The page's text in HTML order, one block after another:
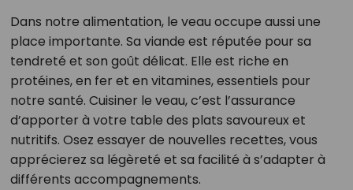
Dans notre alimentation, le veau occupe aussi une
place importante. Sa viande est réputée pour sa
tendreté et son goût délicat. Elle est riche en
protéines, en fer et en vitamines, essentiels pour
notre santé. Cuisiner le veau, c’est l’assurance
d’apporter à votre table des plats savoureux et
nutritifs. Osez essayer de nouvelles recettes, vous
apprécierez sa légèreté et sa facilité à s’adapter à
différents accompagnements.